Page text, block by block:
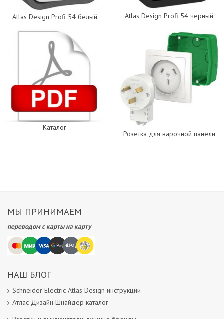
Atlas Design Profi 54 белый Atlas Design Profi 54 черный
Каталог
Розетка для варочной панели
МЫ ПРИНИМАЕМ
переводом с карты на карту
НАШ БЛОГ
Schneider Electric Atlas Design инструкции
Атлас Дизайн Шнайдер каталог